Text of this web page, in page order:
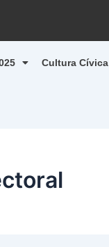
Cultura Cívica